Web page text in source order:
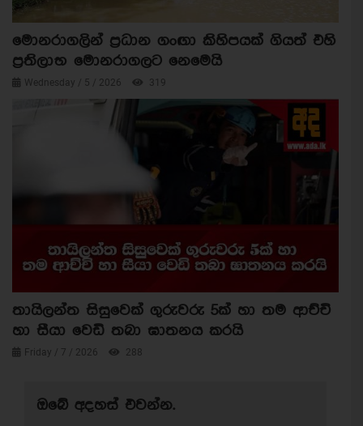
මොනරාගලින් ප්‍රධාන ගංඟා කිහිපයක් ගියත් එහි
ප්‍රතිලාභ මොනරාගලට නෙමෙයි
Wednesday / 5 / 2026 319
තායිලන්ත සිසුවෙක් ගුරුවරු 5ක් හා තම ආච්චි
හා සීයා වෙඩි තබා ඝාතනය කරයි
Friday / 7 / 2026 288
ඔබේ අදහස් එවන්න.